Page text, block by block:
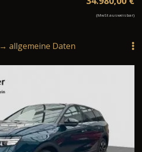
(MwSt ausweisbar)
→ allgemeine Daten